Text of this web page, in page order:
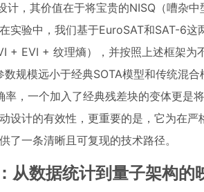
计，其价值在于将宝贵的NISQ（嘈杂
实验中，我们基于EuroSAT和SAT-6
+ EVI + 纹理熵），并按照上述框架为
规模远小于经典SOTA模型和传统混
率，一个加入了经典残差块的变体更是
设计的有效性，更重要的是，它为在
了一条清晰且可复现的技术路径。
从数据统计到量子架构的